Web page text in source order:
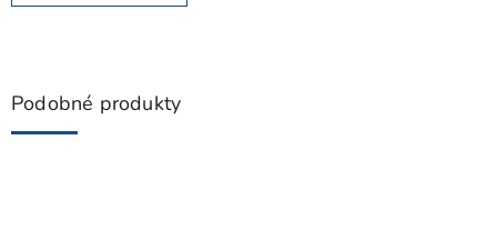
Podobné produkty